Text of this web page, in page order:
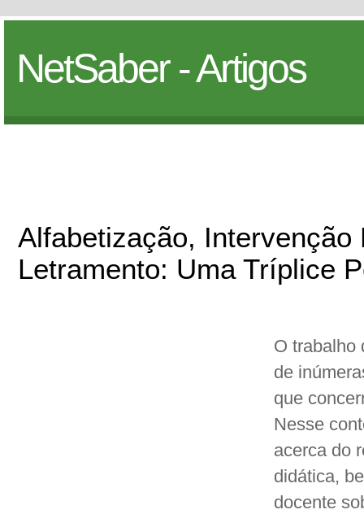
NetSaber - Artigos
Alfabetização, Intervenção
Letramento: Uma Tríplice
O trabalho
de
que
Nesse
acerca do
didática,
docente